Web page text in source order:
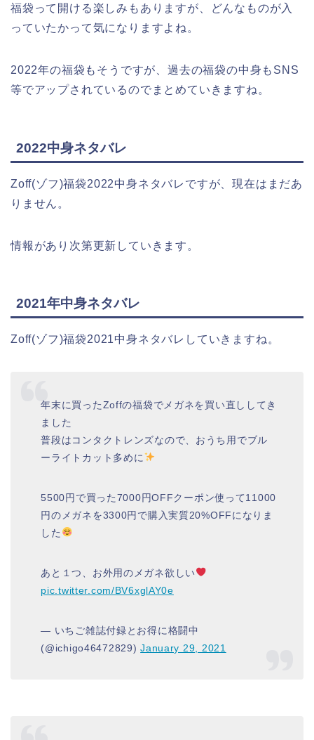
福袋って開ける楽しみもありますが、どんなものが入
っていたかって気になりますよね。
2022年の福袋もそうですが、過去の福袋の中身もSNS
等でアップされているのでまとめていきますね。
2022中身ネタバレ
Zoff(ゾフ)福袋2022中身ネタバレですが、現在はまだあ
りません。
情報があり次第更新していきます。
2021年中身ネタバレ
Zoff(ゾフ)福袋2021中身ネタバレしていきますね。
年末に買ったZoffの福袋でメガネを買い直ししてき
ました
普段はコンタクトレンズなので、おうち用でブル
ーライトカット多めに
5500円で買った7000円OFFクーポン使って11000
円のメガネを3300円で購入実質20%OFFになりま
した
あと１つ、お外用のメガネ欲しい
pic.twitter.com/BV6xglAY0e
— いちご雑誌付録とお得に格闘中
(@ichigo46472829)January 29, 2021